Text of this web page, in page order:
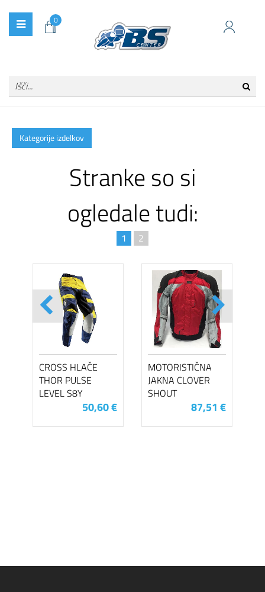
0
Kategorije izdelkov
Stranke so si
ogledale tudi:
1 2
CROSS HLAČE
THOR PULSE
LEVEL S8Y
50,60 €
MOTORISTIČNA
JAKNA CLOVER
SHOUT
87,51 €